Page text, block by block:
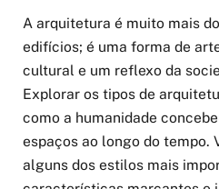
A arquitetura é muito mais
edifícios; é uma forma de
cultural e um reflexo da
Explorar os tipos de
como a humanidade
espaços ao longo do tempo.
alguns dos estilos mais